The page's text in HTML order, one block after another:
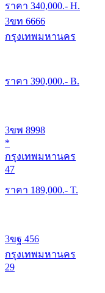
ราคา 340,000.- H.
3ขท 6666
กรุงเทพมหานคร
ราคา 390,000.- B.
3ขพ 8998
*
กรุงเทพมหานคร
47
ราคา 189,000.- T.
3ขฐ 456
กรุงเทพมหานคร
29